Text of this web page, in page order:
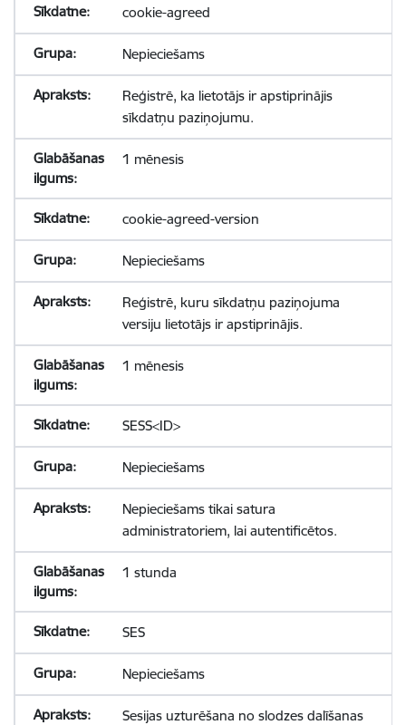
cookie-agreed
Nepieciešams
Reģistrē, ka lietotājs ir apstiprinājis
sīkdatņu paziņojumu.
1 mēnesis
cookie-agreed-version
Nepieciešams
Reģistrē, kuru sīkdatņu paziņojuma
versiju lietotājs ir apstiprinājis.
1 mēnesis
SESS<ID>
Nepieciešams
Nepieciešams tikai satura
administratoriem, lai autentificētos.
1 stunda
SES
Nepieciešams
Sesijas uzturēšana no slodzes dalīšanas